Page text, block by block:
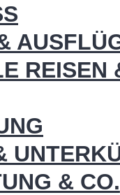
REISEN
& CO.